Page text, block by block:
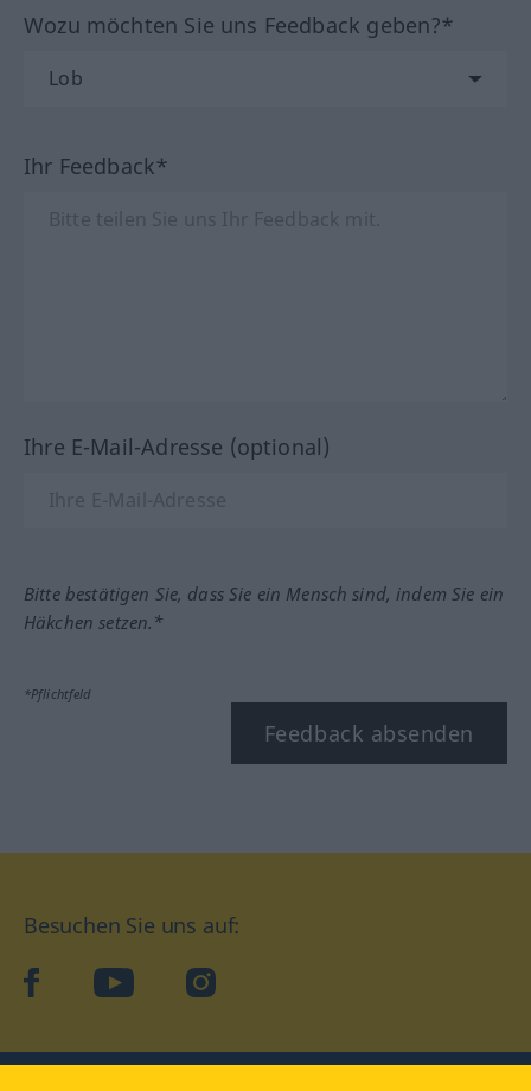
Wozu möchten Sie uns Feedback geben?*
Ihr Feedback*
Ihre E-Mail-Adresse (optional)
Bitte bestätigen Sie, dass Sie ein Mensch sind, indem Sie ein
Häkchen setzen.*
*Pflichtfeld
Feedback absenden
Besuchen Sie uns auf:
facebookYouTube Instagram